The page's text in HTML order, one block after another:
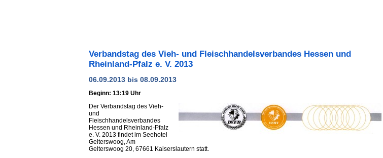
Verbandstag des Vieh- und Fleischhandelsverbandes Hessen und
Rheinland-Pfalz e. V. 2013
06.09.2013 bis 08.09.2013
Beginn: 13:19 Uhr
Der Verbandstag des Vieh-
und
Fleischhandelsverbandes
Hessen und Rheinland-Pfalz
e. V. 2013 findet im Seehotel
Gelterswoog, Am
Gelterswoog 20, 67661 Kaiserslautern statt.